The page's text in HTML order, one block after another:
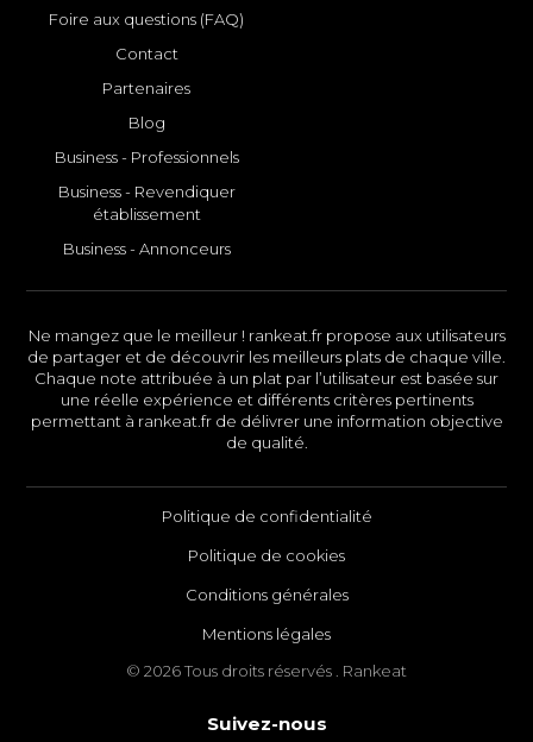
Foire aux questions (FAQ)
Contact
Partenaires
Blog
Business - Professionnels
Business - Revendiquer
établissement
Business - Annonceurs
Ne mangez que le meilleur ! rankeat.fr propose aux utilisateurs
de partager et de découvrir les meilleurs plats de chaque ville.
Chaque note attribuée à un plat par l’utilisateur est basée sur
une réelle expérience et différents critères pertinents
permettant à rankeat.fr de délivrer une information objective
de qualité.
Politique de confidentialité
Politique de cookies
Conditions générales
Mentions légales
© 2026 Tous droits réservés . Rankeat
Suivez-nous